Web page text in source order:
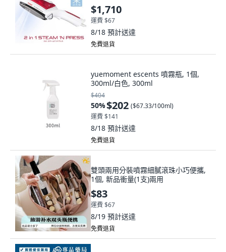
$1,710
運費 $67
8/18 預計送達
免費退貨
yuemoment escents 噴霧瓶, 1個,
300ml/白色, 300ml
$404
50%$202 ($67.33/100ml)
運費 $141
8/18 預計送達
免費退貨
雙頭兩用分裝噴霧細膩滾珠小巧便攜,
1個, 新品衝量(1支)兩用
$83
運費 $67
8/19 預計送達
免費退貨